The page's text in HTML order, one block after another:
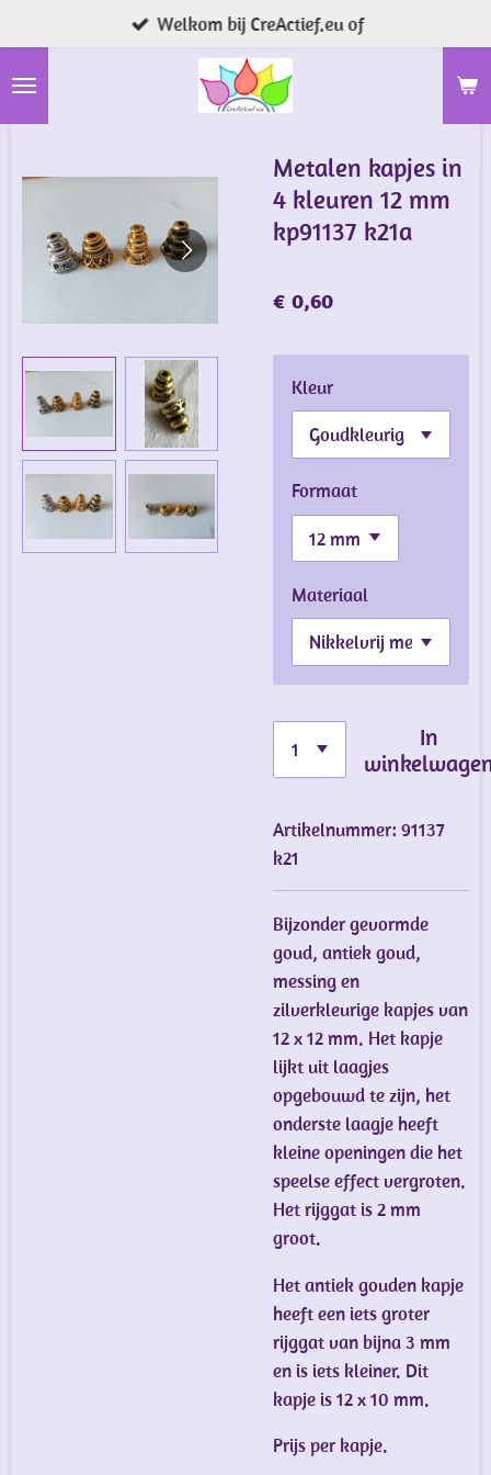
direct
naar
Welkom bij CreActief.eu of
Metalen kapjes in
4 kleuren 12 mm
kp91137 k21a
€ 0,60
Kleur
Formaat
Materiaal
In
Artikelnummer: 91137
k21
Bijzonder gevormde
goud, antiek goud,
messing en
zilverkleurige kapjes van
12 x 12 mm. Het kapje
lijkt uit laagjes
opgebouwd te zijn, het
onderste laagje heeft
kleine openingen die het
speelse effect vergroten.
Het rijggat is 2 mm
groot.
Het antiek gouden kapje
heeft een iets groter
rijggat van bijna 3 mm
en is iets kleiner. Dit
kapje is 12 x 10 mm.
Prijs per kapje.